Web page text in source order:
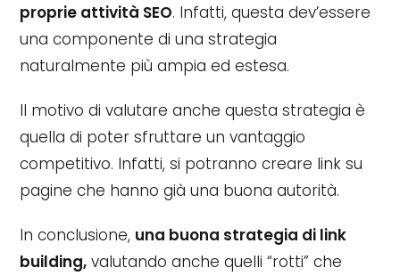
proprie attività SEO. Infatti, questa dev’essere
una componente di una strategia
naturalmente più ampia ed estesa.
Il motivo di valutare anche questa strategia è
quella di poter sfruttare un vantaggio
competitivo. Infatti, si potranno creare link su
pagine che hanno già una buona autorità.
In conclusione, una buona strategia di link
building, valutando anche quelli “rotti” che